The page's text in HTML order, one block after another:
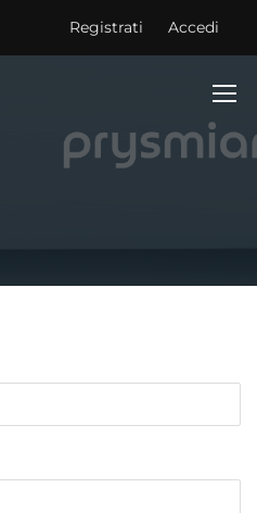
Registrati Accedi